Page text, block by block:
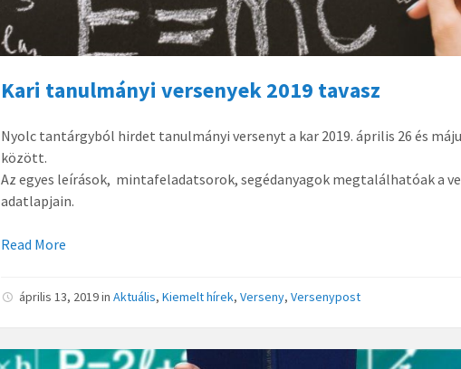
Kari tanulmányi versenyek 2019 tavasz
Nyolc tantárgyból hirdet tanulmányi versenyt a kar 2019. április 26 és
között.
Az egyes leírások, mintafeladatsorok, segédanyagok megtalálhatóak a
adatlapjain.
Read More
április 13, 2019inAktuális,Kiemelt hírek,Verseny,Versenypost